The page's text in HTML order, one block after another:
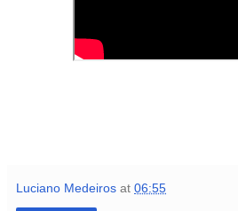
Luciano Medeiros at 06:55